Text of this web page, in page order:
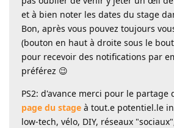
et à bien noter les dates du stage
Bon, après vous pouvez toujours
(bouton en haut à droite sous le
pour recevoir des notifications par
préférez 😉
PS2: d'avance merci pour le partage
page du stage à tout.e potentiel.le
low-tech, vélo, DIY, réseaux